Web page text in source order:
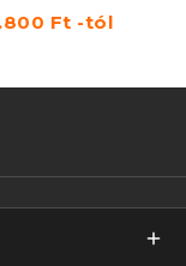
Ft -tól